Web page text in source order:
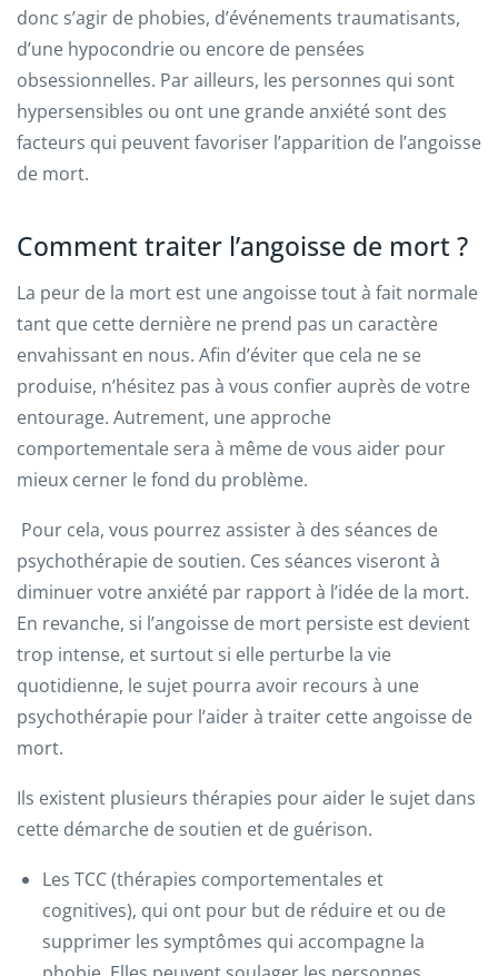
donc s’agir de phobies, d’événements traumatisants,
d’une hypocondrie ou encore de pensées
obsessionnelles. Par ailleurs, les personnes qui sont
hypersensibles ou ont une grande anxiété sont des
facteurs qui peuvent favoriser l’apparition de l’angoisse
de mort.
Comment traiter l’angoisse de mort ?
La peur de la mort est une angoisse tout à fait normale
tant que cette dernière ne prend pas un caractère
envahissant en nous. Afin d’éviter que cela ne se
produise, n’hésitez pas à vous confier auprès de votre
entourage. Autrement, une approche
comportementale sera à même de vous aider pour
mieux cerner le fond du problème.
Pour cela, vous pourrez assister à des séances de
psychothérapie de soutien. Ces séances viseront à
diminuer votre anxiété par rapport à l’idée de la mort.
En revanche, si l’angoisse de mort persiste est devient
trop intense, et surtout si elle perturbe la vie
quotidienne, le sujet pourra avoir recours à une
psychothérapie pour l’aider à traiter cette angoisse de
mort.
Ils existent plusieurs thérapies pour aider le sujet dans
cette démarche de soutien et de guérison.
Les TCC (thérapies comportementales et
cognitives), qui ont pour but de réduire et ou de
supprimer les symptômes qui accompagne la